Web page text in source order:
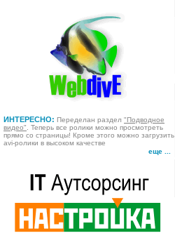
ИНТЕРЕСНО: Переделан раздел "Подводное
видео" . Теперь все ролики можно просмотреть
прямо со страницы! Кроме этого можно загрузить
avi-ролики в высоком качестве
еще ...